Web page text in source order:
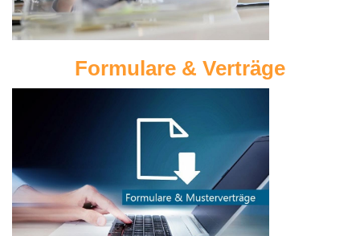
Formulare & Verträge